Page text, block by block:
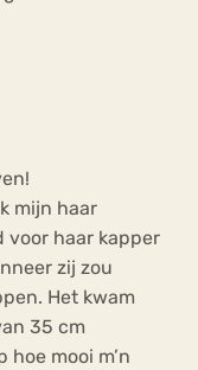
mijn haar
voor haar kapper
zij zou
Het kwam
35 cm
mooi m’n